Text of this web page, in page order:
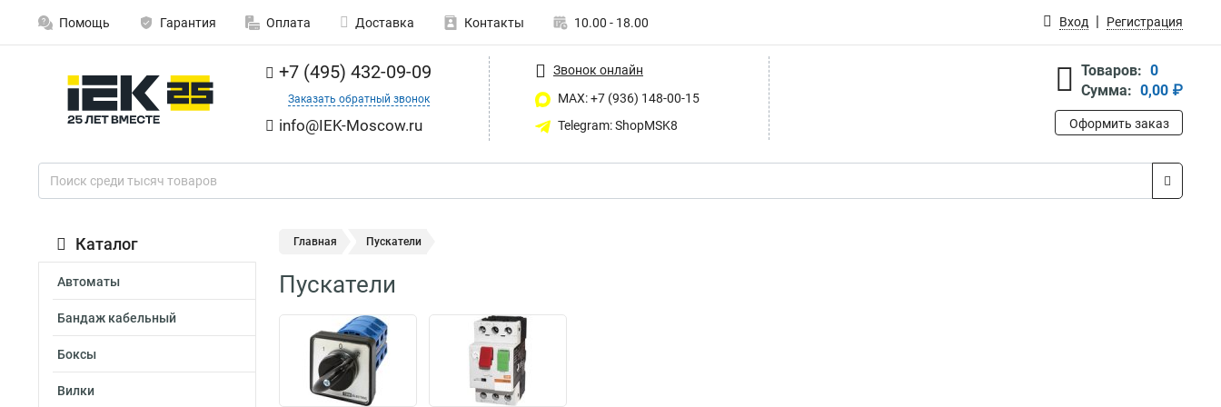
Помощь Гарантия Оплата Доставка Контакты 10.00 - 18.00 Вход Регистрация
+7 (495) 432-09-09
Заказать обратный звонок
info@IEK-Moscow.ru
Звонок онлайн
MAX: +7 (936) 148-00-15
Telegram: ShopMSK8
Товаров: 0
Сумма: 0,00 ₽
Оформить заказ
Каталог
Автоматы
Бандаж кабельный
Боксы
Вилки
Главная Пускатели
Пускатели